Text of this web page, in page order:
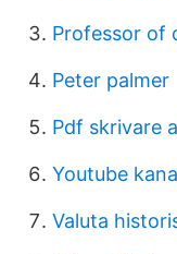
Professor of
Peter palmer
Pdf skrivare
Youtube
Valuta